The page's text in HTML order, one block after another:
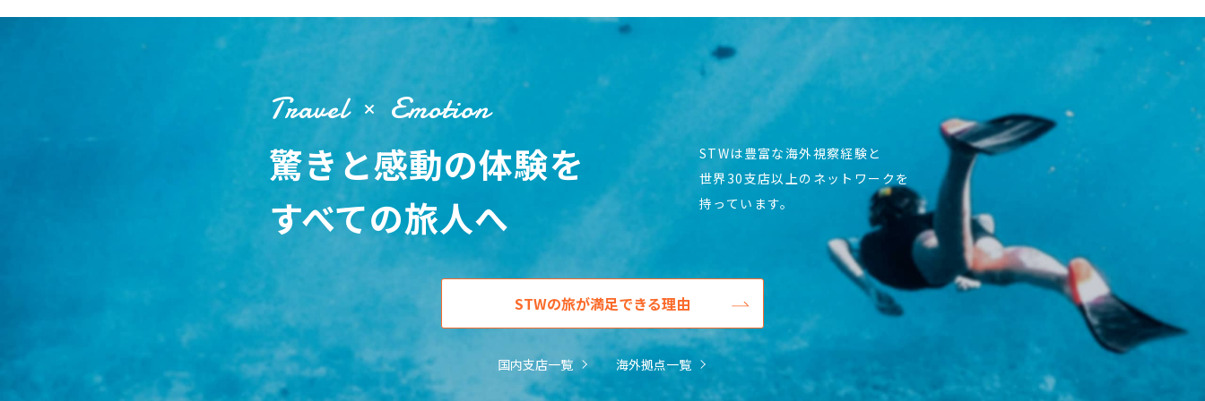
Travel Emotion
驚きと感動の体験を
すべての旅人へ
STWは豊富な海外視察経験と
世界30支店以上のネットワークを
持っています。
STWの旅が満足できる理由
国内支店一覧 海外拠点一覧